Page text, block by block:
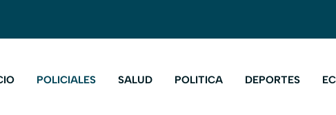
POLICIALES SALUD POLITICA DEPORTES